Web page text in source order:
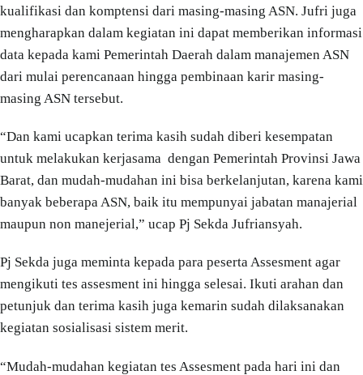
kualifikasi dan komptensi dari masing-masing ASN. Jufri juga
mengharapkan dalam kegiatan ini dapat memberikan informasi
data kepada kami Pemerintah Daerah dalam manajemen ASN
dari mulai perencanaan hingga pembinaan karir masing-
masing ASN tersebut.
“Dan kami ucapkan terima kasih sudah diberi kesempatan
untuk melakukan kerjasama dengan Pemerintah Provinsi Jawa
Barat, dan mudah-mudahan ini bisa berkelanjutan, karena kami
banyak beberapa ASN, baik itu mempunyai jabatan manajerial
maupun non manejerial,” ucap Pj Sekda Jufriansyah.
Pj Sekda juga meminta kepada para peserta Assesment agar
mengikuti tes assesment ini hingga selesai. Ikuti arahan dan
petunjuk dan terima kasih juga kemarin sudah dilaksanakan
kegiatan sosialisasi sistem merit.
“Mudah-mudahan kegiatan tes Assesment pada hari ini dan